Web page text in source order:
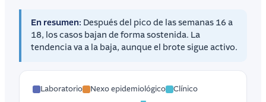
En resumen: Después del pico de las semanas 16 a
18, los casos bajan de forma sostenida. La
tendencia va a la baja, aunque el brote sigue activo.
Laboratorio Nexo epidemiológico Clínico